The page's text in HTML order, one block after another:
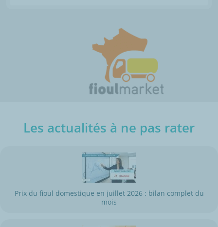
Les actualités à ne pas rater
Prix du fioul domestique en juillet 2026 : bilan complet du
mois